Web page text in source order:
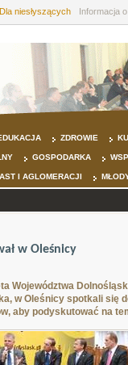
Dla niesłyszących Informacja
ZDROWIE
GOSPODARKA
I AGLOMERACJI
w Oleśnicy
Województwa
w Oleśnicy spotkali się
aby podyskutować na